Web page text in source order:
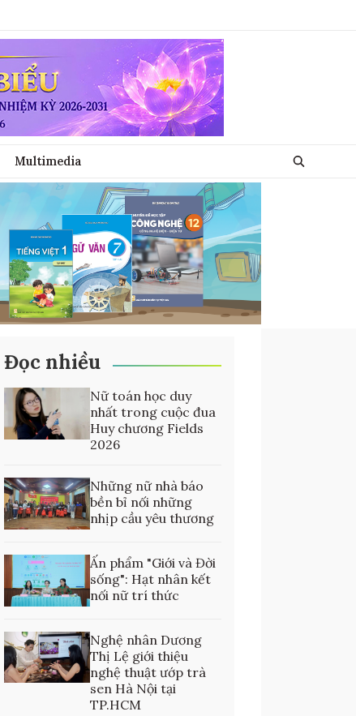
Multimedia
Đọc nhiều
Nữ toán học duy
nhất trong cuộc đua
Huy chương Fields
2026
Những nữ nhà báo
bền bỉ nối những
nhịp cầu yêu thương
Ấn phẩm "Giới và Đời
sống": Hạt nhân kết
nối nữ trí thức
Nghệ nhân Dương
Thị Lệ giới thiệu
nghệ thuật ướp trà
sen Hà Nội tại
TP.HCM